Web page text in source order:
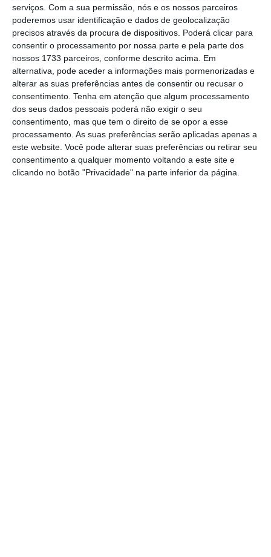
serviços. Com a sua permissão, nós e os nossos parceiros
poderemos usar identificação e dados de geolocalização
precisos através da procura de dispositivos. Poderá clicar para
consentir o processamento por nossa parte e pela parte dos
nossos 1733 parceiros, conforme descrito acima. Em
alternativa, pode aceder a informações mais pormenorizadas e
alterar as suas preferências antes de consentir ou recusar o
consentimento. Tenha em atenção que algum processamento
dos seus dados pessoais poderá não exigir o seu
consentimento, mas que tem o direito de se opor a esse
processamento. As suas preferências serão aplicadas apenas a
este website. Você pode alterar suas preferências ou retirar seu
consentimento a qualquer momento voltando a este site e
clicando no botão "Privacidade" na parte inferior da página.